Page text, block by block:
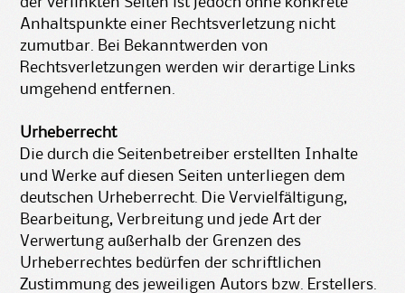
Anhaltspunkte einer Rechtsverletzung nicht
zumutbar. Bei Bekanntwerden von
Rechtsverletzungen werden wir derartige Links
umgehend entfernen.
Urheberrecht
Die durch die Seitenbetreiber erstellten Inhalte
und Werke auf diesen Seiten unterliegen dem
deutschen Urheberrecht. Die Vervielfältigung,
Bearbeitung, Verbreitung und jede Art der
Verwertung außerhalb der Grenzen des
Urheberrechtes bedürfen der schriftlichen
Zustimmung des jeweiligen Autors bzw. Erstellers.